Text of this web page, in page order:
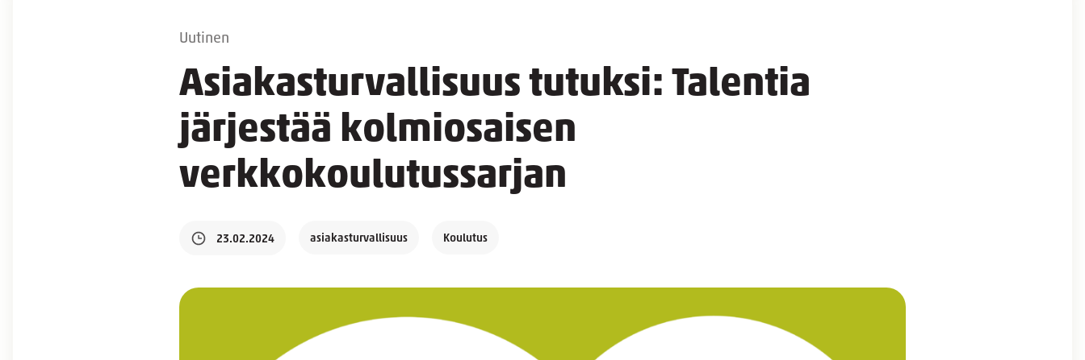
Uutinen
Asiakasturvallisuus tutuksi: Talentia
järjestää kolmiosaisen
verkkokoulutussarjan
23.02.2024 asiakasturvallisuus Koulutus